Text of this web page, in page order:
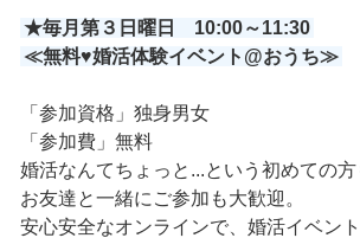
★毎月第３日曜日 10:00～11:30
≪無料♥婚活体験イベント@おうち≫
「参加資格」独身男女
「参加費」無料
婚活なんてちょっと...という初めての方
お友達と一緒にご参加も大歓迎。
安心安全なオンラインで、婚活イベン